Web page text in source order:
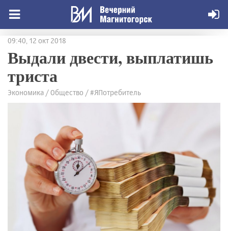
09:40, 12 окт 2018
Выдали двести, выплатишь
триста
Экономика / Общество / #ЯПотребитель